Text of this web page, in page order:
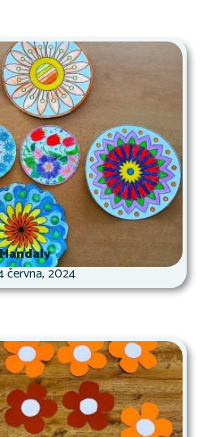
Mandaly
června, 2024